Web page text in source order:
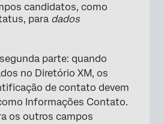
candidatos, como
para dados
parte: quando
no Diretório XM, os
de contato devem
Informações Contato.
os outros campos